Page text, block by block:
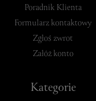
Poradnik Klienta
Formularz kontaktowy
Zgłoś zwrot
Załóż konto
Kategorie